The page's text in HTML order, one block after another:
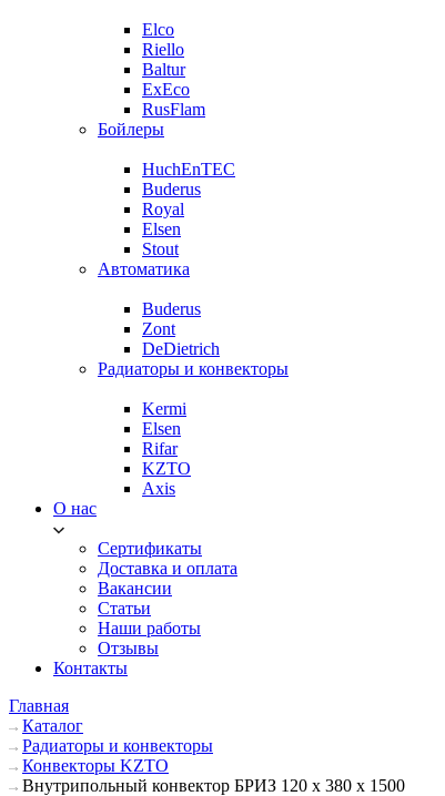
Elco
Riello
Baltur
ExEco
RusFlam
Бойлеры
HuchEnTEC
Buderus
Royal
Elsen
Stout
Автоматика
Buderus
Zont
DeDietrich
Радиаторы и конвекторы
Kermi
Elsen
Rifar
KZTO
Axis
О нас
Сертификаты
Доставка и оплата
Вакансии
Статьи
Наши работы
Отзывы
Контакты
Главная
Каталог
Радиаторы и конвекторы
Конвекторы KZTO
Внутрипольный конвектор БРИЗ 120 х 380 х 1500